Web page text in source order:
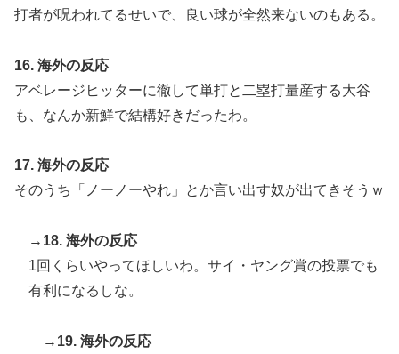
打者が呪われてるせいで、良い球が全然来ないのもある。
16. 海外の反応
アベレージヒッターに徹して単打と二塁打量産する大谷
も、なんか新鮮で結構好きだったわ。
17. 海外の反応
そのうち「ノーノーやれ」とか言い出す奴が出てきそうｗ
→18. 海外の反応
1回くらいやってほしいわ。サイ・ヤング賞の投票でも
有利になるしな。
→19. 海外の反応